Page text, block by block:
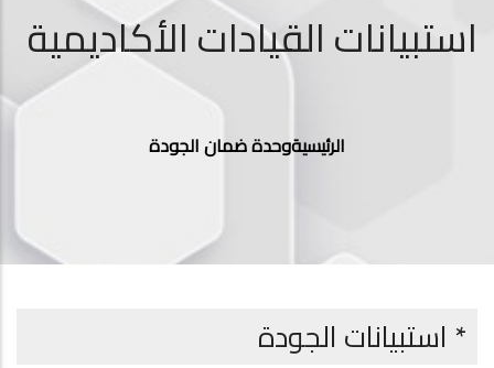
استبيانات القيادات الأكاديمية
مسار
التنقل
الرئيسيةوحدة ضمان الجودة
* استبيانات الجودة